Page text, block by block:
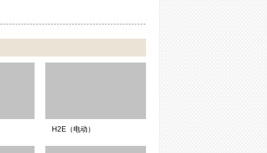
H2E（电动）